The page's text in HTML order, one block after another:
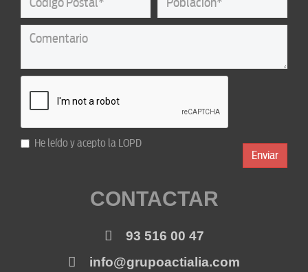
He leído y acepto la LOPD
Enviar
CONTACTAR
93 516 00 47
info@grupoactialia.com